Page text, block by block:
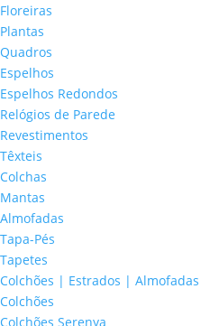
Floreiras
Plantas
Quadros
Espelhos
Espelhos Redondos
Relógios de Parede
Revestimentos
Têxteis
Colchas
Mantas
Almofadas
Tapa-Pés
Tapetes
Colchões | Estrados | Almofadas
Colchões
Colchões Serenya